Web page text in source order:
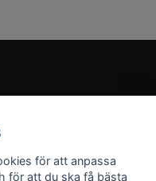
för att anpassa
för att du ska få bästa